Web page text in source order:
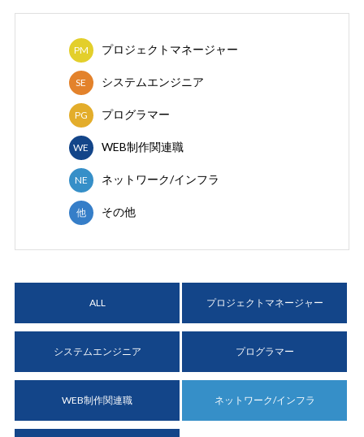
PM プロジェクトマネージャー
SE システムエンジニア
PG プログラマー
WE WEB制作関連職
NE ネットワーク/インフラ
他 その他
ALL プロジェクトマネージャー
システムエンジニア プログラマー
WEB制作関連職 ネットワーク/インフラ